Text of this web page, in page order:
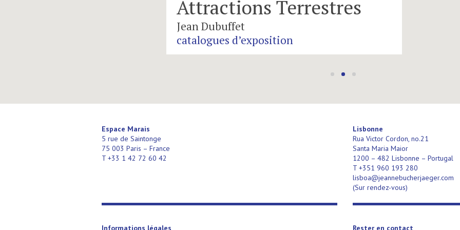
Espace Marais
5 rue de Saintonge
75 003 Paris – France
T +33 1 42 72 60 42
Lisbonne
Rua Victor Cordon, no.21
Santa Maria Maior
1200 – 482 Lisbonne – Portugal
T +351 960 193 280
lisboa@jeannebucherjaeger.com
(Sur rendez-vous)
Informations légales Rester en contact